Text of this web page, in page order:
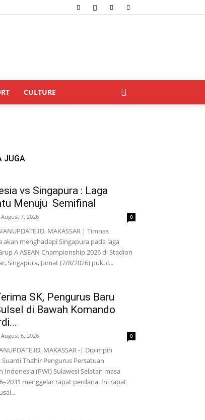
CULTURE
JUGA
vs Singapura : Laga
Menuju Semifinal
August 7, 2026 0
MAKASSAR | Timnas
akan menghadapi Singapura pada laga
A ASEAN Championship 2026 di Stadion
Singapura, Jumat (7/8/2026) pukul...
SK, Pengurus Baru
di Bawah Komando
August 6, 2026 0
MAKASSAR -| Dipimpin
Thahir Pengurus Persatuan
Indonesia (PWI) Sulawesi Selatan masa
menggelar rapat perdana. Ini rapat